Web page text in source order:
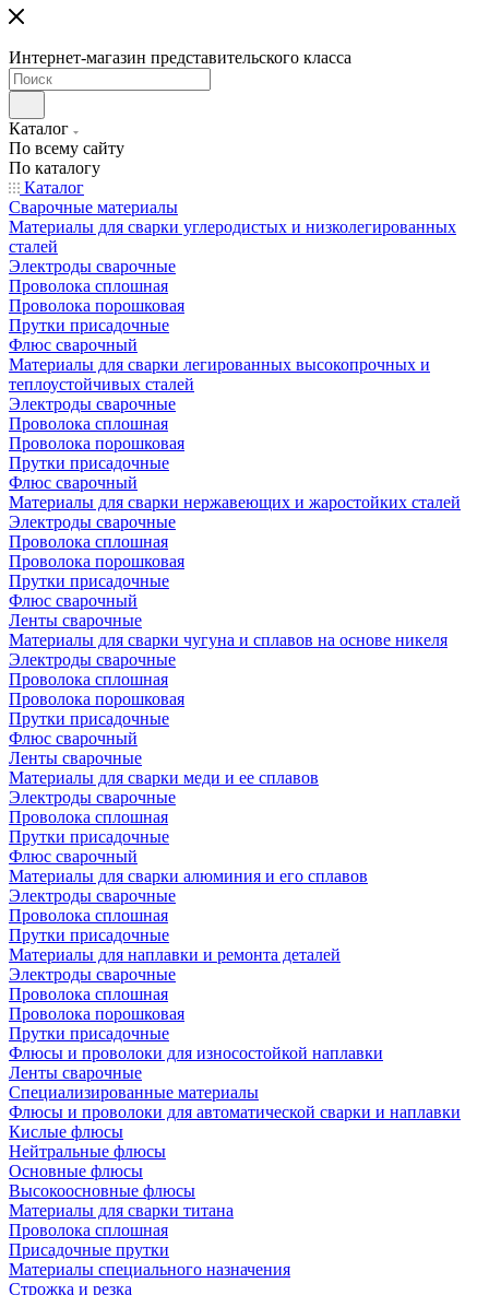
Интернет-магазин представительского класса
Каталог
По всему сайту
По каталогу
Каталог
Сварочные материалы
Материалы для сварки углеродистых и низколегированных
сталей
Электроды сварочные
Проволока сплошная
Проволока порошковая
Прутки присадочные
Флюс сварочный
Материалы для сварки легированных высокопрочных и
теплоустойчивых сталей
Электроды сварочные
Проволока сплошная
Проволока порошковая
Прутки присадочные
Флюс сварочный
Материалы для сварки нержавеющих и жаростойких сталей
Электроды сварочные
Проволока сплошная
Проволока порошковая
Прутки присадочные
Флюс сварочный
Ленты сварочные
Материалы для сварки чугуна и сплавов на основе никеля
Электроды сварочные
Проволока сплошная
Проволока порошковая
Прутки присадочные
Флюс сварочный
Ленты сварочные
Материалы для сварки меди и ее сплавов
Электроды сварочные
Проволока сплошная
Прутки присадочные
Флюс сварочный
Материалы для сварки алюминия и его сплавов
Электроды сварочные
Проволока сплошная
Прутки присадочные
Материалы для наплавки и ремонта деталей
Электроды сварочные
Проволока сплошная
Проволока порошковая
Прутки присадочные
Флюсы и проволоки для износостойкой наплавки
Ленты сварочные
Специализированные материалы
Флюсы и проволоки для автоматической сварки и наплавки
Кислые флюсы
Нейтральные флюсы
Основные флюсы
Высокоосновные флюсы
Материалы для сварки титана
Проволока сплошная
Присадочные прутки
Материалы специального назначения
Строжка и резка